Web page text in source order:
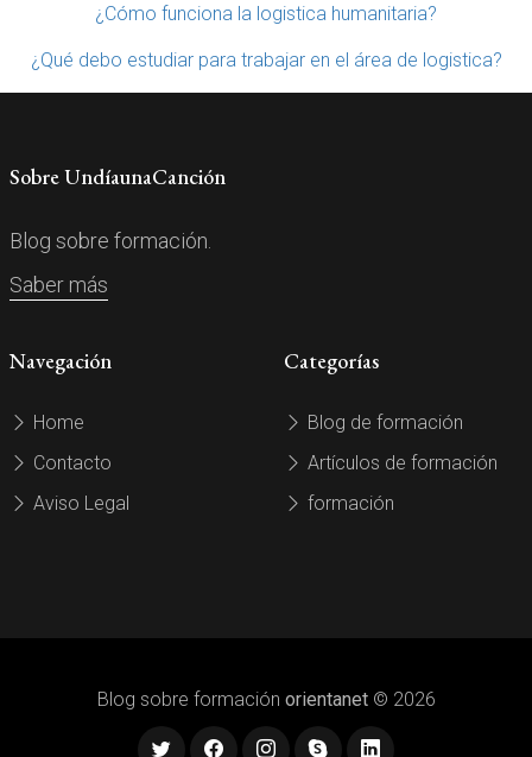
¿Cómo funciona la logistica humanitaria?
¿Qué debo estudiar para trabajar en el área de logistica?
Sobre UndíaunaCanción
Blog sobre formación.
Saber más
Navegación
Home
Contacto
Aviso Legal
Categorías
Blog de formación
Artículos de formación
formación
Blog sobre formación orientanet© 2026